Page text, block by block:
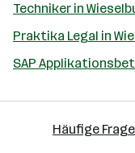
Techniker in
Praktika Legal in
SAP
Häufige